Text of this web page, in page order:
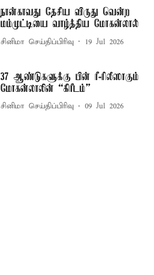
நான்காவது தேசிய விருது வென்ற
மம்முட்டியை வாழ்த்திய மோகன்லால்
சினிமா செய்திப்பிரிவு 19 Jul 2026
37 ஆண்டுகளுக்கு பின் ரீ-ரிலீஸாகும்
மோகன்லாலின் “கிரீடம்”
சினிமா செய்திப்பிரிவு 09 Jul 2026